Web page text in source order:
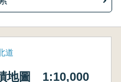
道
地圖 1:10,000